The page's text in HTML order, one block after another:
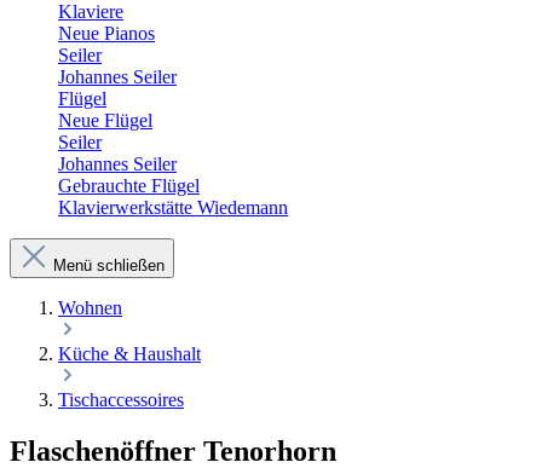
Klaviere
Neue Pianos
Seiler
Johannes Seiler
Flügel
Neue Flügel
Seiler
Johannes Seiler
Gebrauchte Flügel
Klavierwerkstätte Wiedemann
Menü schließen
Wohnen
Küche & Haushalt
Tischaccessoires
Flaschenöffner Tenorhorn